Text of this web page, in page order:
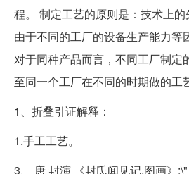
程。 制定工艺的原则是：技术上的
由于不同的工厂的设备生产能力等
对于同种产品而言，不同工厂制定
至同一个工厂在不同的时期做的工
1、折叠引证解释：
1.手工工艺。
3、 唐 封演 《封氏闻见记.图画》